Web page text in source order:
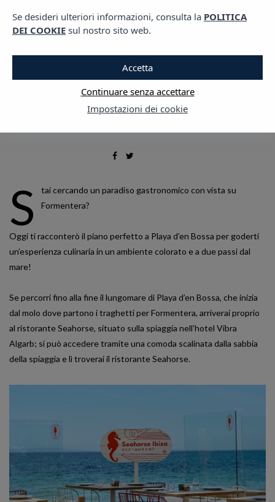
S
tai cercando un paradiso gastronomico con vista su
Formentera?
Oggi ti racconterò il piano perfetto a Playa d’en Bossa per goderti
un’esperienza culinaria in un ambiente colorato e a due passi dal
mare!
Se percorri fino alla fine il lungomare di Playa d’en Bossa, che inizia
dal molo dove partono i traghetti per Formentera, arriverai proprio
al ristorante Seahorse, situato sulla spiaggia nell’hotel Vibra
Algarb; si può accedere tramite una comoda scalinata dalla sabbia
della spiaggia e lì troverai il ristorante Seahorse.
Se desideri ulteriori informazioni, consulta la POLITICA
DEI COOKIE sul nostro sito web.
Impostazioni dei cookie
Continuare senza accettare
Accetta